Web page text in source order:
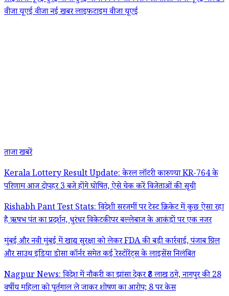
वीजायूएई वीजा नई खबरलाइफटाइम वीजा यूएई
ताजा खबरें
Kerala Lottery Result Update: केरल लॉटरी कारुण्या KR-764 के
परिणाम आज दोपहर 3 बजे होंगे घोषित, ऐसे चेक करें विजेताओं की सूची
Rishabh Pant Test Stats: विदेशी सरजमीं पर टेस्ट क्रिकेट में कुछ ऐसा रहा
है ऋषभ पंत का प्रदर्शन, धुरंधर विकेटकीपर बल्लेबाज के आकंड़ों पर एक नजर
मुंबई और नवी मुंबई में खाद्य सुरक्षा को लेकर FDA की बड़ी कार्रवाई, पंजाब ग्रिल
और साउथ इंडिया डोसा कॉर्नर समेत कई रेस्टोरेंट्स के लाइसेंस निलंबित
Nagpur News: विदेश में नौकरी का झांसा देकर ₹8 लाख ठगे, नागपुर की 28
वर्षीय महिला को पुर्तगाल ले जाकर शोषण का आरोप; 8 पर केस